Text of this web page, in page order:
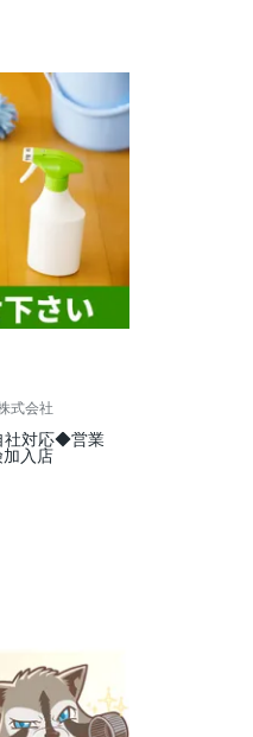
式会社
社対応◆営業
入店